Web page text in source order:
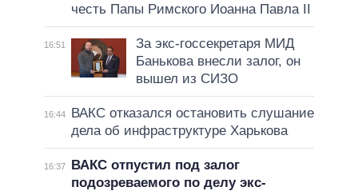
честь Папы Римского Иоанна Павла II
16:51
За экс-госсекретаря МИД
Банькова внесли залог, он
вышел из СИЗО
16:44
ВАКС отказался остановить слушание
дела об инфраструктуре Харькова
16:37
ВАКС отпустил под залог
подозреваемого по делу экс-